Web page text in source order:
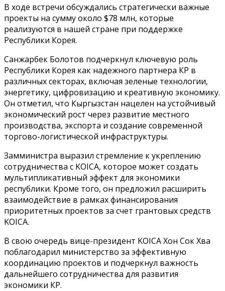
В ходе встречи обсуждались стратегически важные
проекты на сумму около $78 млн, которые
реализуются в нашей стране при поддержке
Республики Корея.
Санжарбек Болотов подчеркнул ключевую роль
Республики Корея как надежного партнера КР в
различных секторах, включая зеленые технологии,
энергетику, цифровизацию и креативную экономику.
Он отметил, что Кыргызстан нацелен на устойчивый
экономический рост через развитие местного
производства, экспорта и создание современной
торгово-логистической инфраструктуры.
Замминистра выразил стремление к укреплению
сотрудничества с KOICA, которое может создать
мультипликативный эффект для экономики
республики. Кроме того, он предложил расширить
взаимодействие в рамках финансирования
приоритетных проектов за счет грантовых средств
KOICA.
В свою очередь вице-президент KOICA Хон Сок Хва
поблагодарил министерство за эффективную
координацию проектов и подчеркнул важность
дальнейшего сотрудничества для развития
экономики КР.